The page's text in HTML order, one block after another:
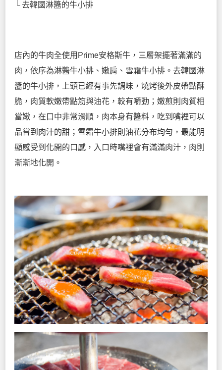
└ 去韓國淋醬的牛小排
店內的牛肉全使用Prime安格斯牛，三層架擺著滿滿的
肉，依序為淋醬牛小排、嫩肩、雪霜牛小排。去韓國淋
醬的牛小排，上頭已經有事先調味，燒烤後外皮帶點酥
脆，肉質軟嫩帶點筋與油花，較有嚼勁；嫩煎則肉質相
當嫩，在口中非常滑順，肉本身有醬料，吃到嘴裡可以
品嘗到肉汁的甜；雪霜牛小排則油花分布均勻，最能明
顯感受到化開的口感，入口時嘴裡會有滿滿肉汁，肉則
漸漸地化開。